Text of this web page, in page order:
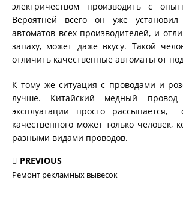
электричеством производить с
Вероятней всего он уже
автоматов всех производителей, и
запаху, может даже вкусу. Такой
отличить качественные автоматы от
К тому же ситуация с проводами и
лучше. Китайский медный
эксплуатации просто рассыпается,
качественного может только человек,
разными видами проводов.
PREVIOUS
Ремонт рекламных вывесок